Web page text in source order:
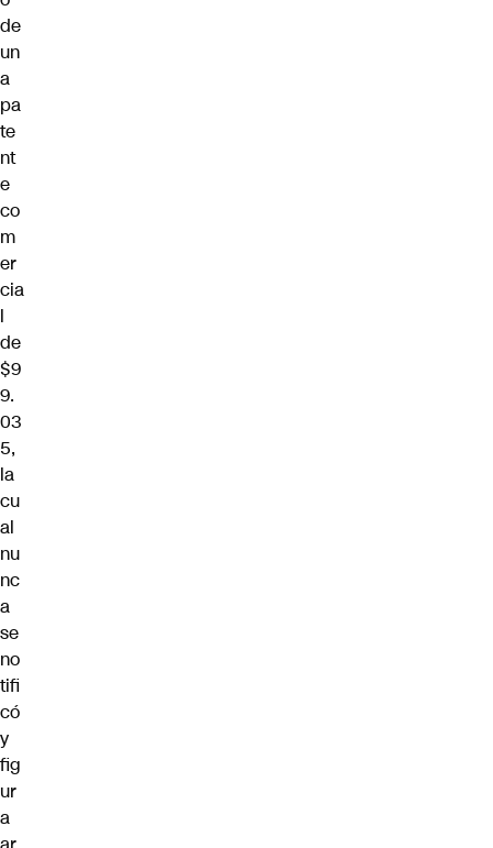
de
un
a
pa
te
nt
e
co
m
er
cia
l
de
$9
9.
03
5,
la
cu
al
nu
nc
a
se
no
tifi
có
y
fig
ur
a